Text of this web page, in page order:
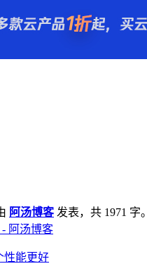
阿汤博客发表，共 1971 字。
- 阿汤博客